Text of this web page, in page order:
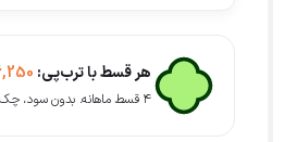
هر قسط با ترب‌پی:
۴ قسط ماهانه. بدون سود، چک و ضامن.